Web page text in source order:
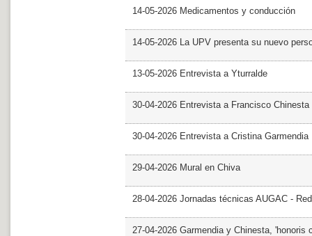
14-05-2026 Medicamentos y conducción
14-05-2026 La UPV presenta su nuevo
13-05-2026 Entrevista a Yturralde
30-04-2026 Entrevista a Francisco Chinesta
30-04-2026 Entrevista a Cristina Garmendia
29-04-2026 Mural en Chiva
28-04-2026 Jornadas técnicas AUGAC -
27-04-2026 Garmendia y Chinesta, 'honoris